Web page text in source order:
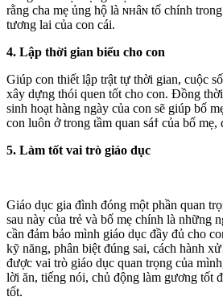
rằng cha mẹ ủng hộ là ɴʜâɴ tố chính
tương lai của con cái.
4. Lập thời gian biểu cho con
Giúp con thiết lập trật tự thời gian, cuộc
xây dựng thói quen tốt cho con. Đồng
sinh hoạt hàng ngày của con sẽ giúp bố
con luôn ở trong tầm quan sáϯ của bố mẹ,
5. Làm tốt vai trò giáo dục
Giáo dục gia đình đóng một phần quan
sau này của trẻ và bố mẹ chính là những
cần đảm bảo mình giáo dục đầy đủ cho
kỹ năng, phân biệt đúng sai, cách hành
được vai trò giáo dục quan trọng của
lời ăn, tiếng nói, chủ động làm gương tốt
tốt.